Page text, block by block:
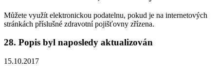
Můžete využít elektronickou podatelnu, pokud je na internetových
stránkách příslušné zdravotní pojišťovny zřízena.
28. Popis byl naposledy aktualizován
15.10.2017